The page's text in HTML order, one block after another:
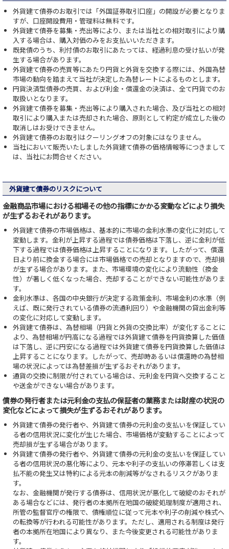
外貨建て債券のお取引では「外国証券取引口座」の開設が必要となりま
すが、口座開設費用・管理料は無料です。
外貨建て債券を募集・売出等により、または当社との相対取引により購
入する場合は、購入対価のみをお支払いいただきます。
既発債のうち、利付債のお取引にあたっては、経過利息の受け払いが発
生する場合があります。
外貨建て債券の売買等にあたり円貨と外貨を交換する際には、外国為替
市場の動向を踏まえて当社が決定した為替レートによるものとします。
円貨決済型債券の売買、および利金・償還金の決済は、全て円貨でのお
取扱いとなります。
外貨建て債券を募集・売出等により購入された場合、及び当社との相対
取引により購入または売却された場合、原則として約定が成立した後の
取消しはお受けできません。
外貨建て債券のお取引はクーリングオフの対象にはなりません。
当社において販売いたしました外貨建て債券の価格情報等につきまして
は、当社にお問合せください。
外貨建て債券のリスクについて
金融商品市場における相場その他の指標にかかる変動などにより損失
が生ずるおそれがあります。
外貨建て債券の市場価格は、基本的に市場の金利水準の変化に対応して
変動します。金利が上昇する過程では債券価格は下落し、逆に金利が低
下する過程では債券価格は上昇することになります。したがって、償還
日より前に換金する場合には市場価格での売却となりますので、売却損
が生ずる場合があります。また、市場環境の変化により流動性（換金
性）が著しく低くなった場合、売却することができない可能性がありま
す。
金利水準は、各国の中央銀行が決定する政策金利、市場金利の水準（例
えば、既に発行されている債券の流通利回り）や金融機関の貸出金利等
の変化に対応して変動します。
外貨建て債券は、為替相場（円貨と外貨の交換比率）が変化することに
より、為替相場が円高になる過程では外貨建て債券を円貨換算した価値
は下落し、逆に円安になる過程では外貨建て債券を円貨換算した価値は
上昇することになります。したがって、売却時あるいは償還時の為替相
場の状況によっては為替差損が生ずるおそれがあります。
通貨の交換に制限が付されている場合は、元利金を円貨へ交換すること
や送金ができない場合があります。
債券の発行者または元利金の支払の保証者の業務または財産の状況の
変化などによって損失が生ずるおそれがあります。
外貨建て債券の発行者や、外貨建て債券の元利金の支払いを保証してい
る者の信用状況に変化が生じた場合、市場価格が変動することによって
売却損が生ずる場合があります。
外貨建て債券の発行者や、外貨建て債券の元利金の支払いを保証してい
る者の信用状況の悪化等により、元本や利子の支払いの停滞若しくは支
払不能の発生又は特約による元本の削減等がなされるリスクがありま
す。
なお、金融機関が発行する債券は、信用状況が悪化して破綻のおそれが
ある場合などには、発行者の本拠所在地国の破綻処理制度が適用され、
所管の監督官庁の権限で、債権順位に従って元本や利子の削減や株式へ
の転換等が行われる可能性があります。ただし、適用される制度は発行
者の本拠所在地国により異なり、また今後変更される可能性がありま
す。